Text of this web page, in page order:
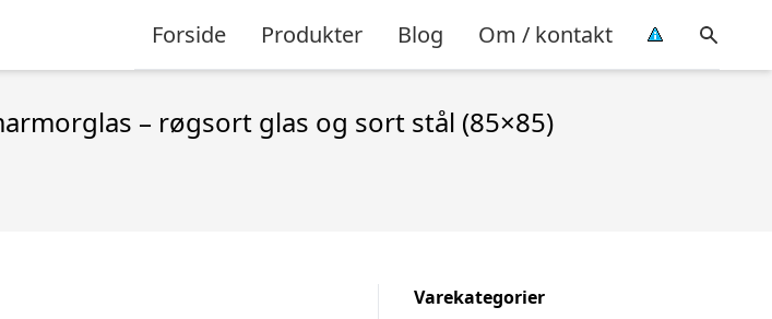
Forside Produkter Blog Om / kontakt
– røgsort glas og sort stål (85×85)
Varekategorier